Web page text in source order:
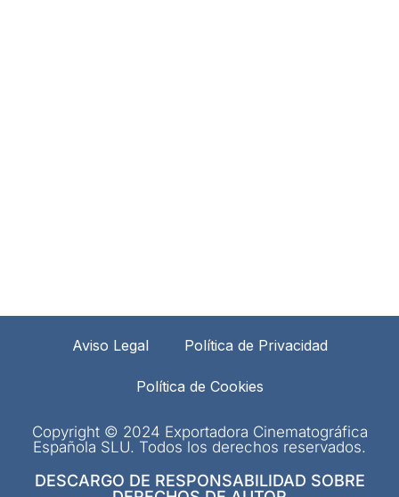
Aviso Legal Política de Privacidad
Política de Cookies
Copyright © 2024 Exportadora Cinematográfica
Española SLU. Todos los derechos reservados.
DESCARGO DE RESPONSABILIDAD SOBRE